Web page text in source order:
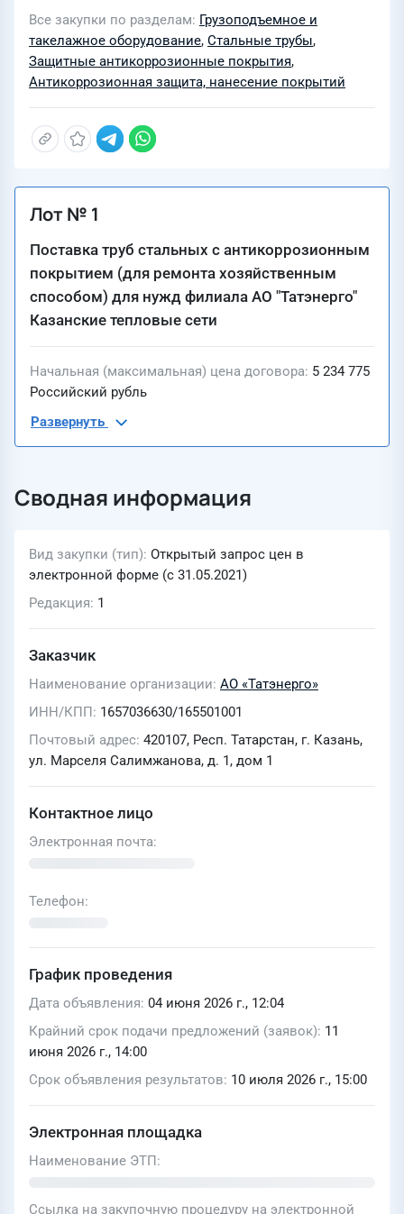
Все закупки по разделам Грузоподъемное и
такелажное оборудование, Стальные трубы,
Защитные антикоррозионные покрытия,
Антикоррозионная защита, нанесение покрытий
Лот № 1
Развернуть
Поставка труб стальных с антикоррозионным
покрытием (для ремонта хозяйственным
способом) для нужд филиала АО "Татэнерго"
Казанские тепловые сети
Начальная (максимальная) цена договора 5 234 775
Российский рубль
Сводная информация
Вид закупки (тип) Открытый запрос цен в
электронной форме (с 31.05.2021)
Редакция 1
Заказчик
Наименование организации АО «Татэнерго»
ИНН/КПП 1657036630/165501001
Почтовый адрес 420107, Респ. Татарстан, г. Казань,
ул. Марселя Салимжанова, д. 1, дом 1
Контактное лицо
Электронная почта
Телефон
График проведения
Дата объявления 04 июня 2026 г., 12:04
Крайний срок подачи предложений (заявок) 11
июня 2026 г., 14:00
Срок объявления результатов 10 июля 2026 г., 15:00
Электронная площадка
Наименование ЭТП
Ссылка на закупочную процедуру на электронной